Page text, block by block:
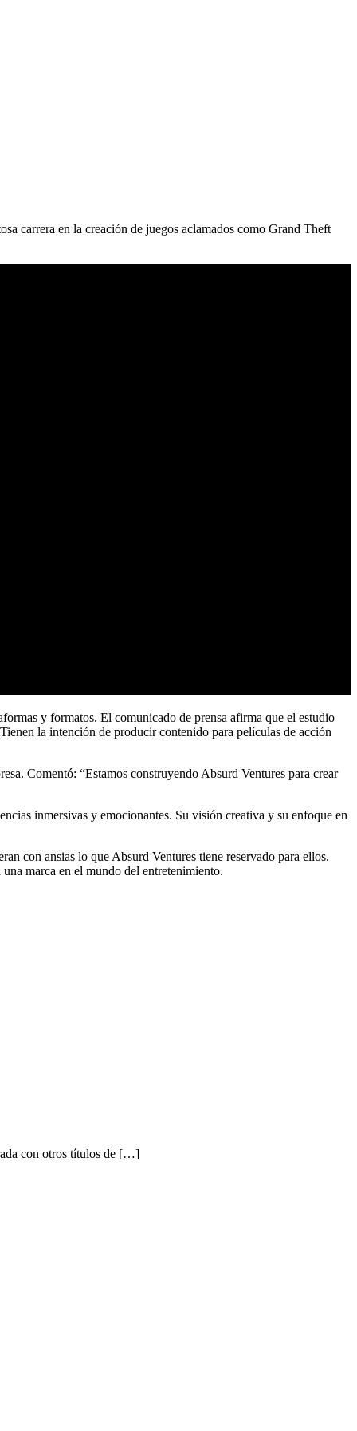
carrera en la creación de juegos aclamados como Grand Theft
y formatos. El comunicado de prensa afirma que el estudio
la intención de producir contenido para películas de acción
Comentó: “Estamos construyendo Absurd Ventures para crear
inmersivas y emocionantes. Su visión creativa y su enfoque en
con ansias lo que Absurd Ventures tiene reservado para ellos.
marca en el mundo del entretenimiento.
con otros títulos de […]